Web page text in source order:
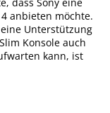
anbieten möchte.
eine Unterstützung
Konsole auch
kann, ist